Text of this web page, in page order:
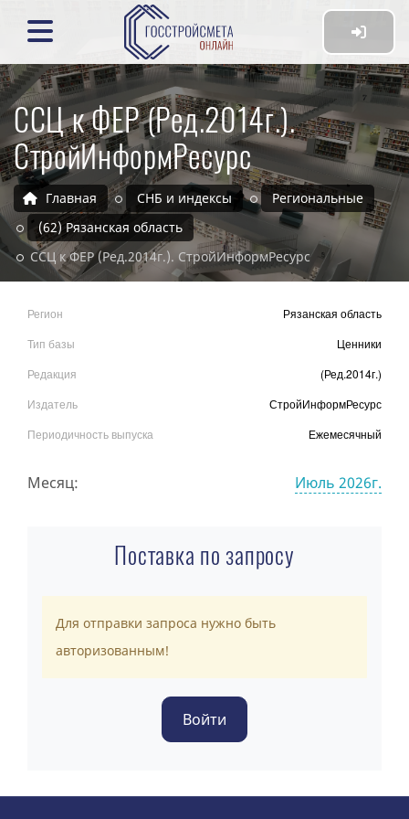
ССЦ к ФЕР (Ред.2014г.).
СтройИнформРесурс
Главная СНБ и индексы
Региональные
(62) Рязанская область
ССЦ к ФЕР (Ред.2014г.). СтройИнформРесурс
Регион
Рязанская область
Тип базы
Ценники
Редакция
(Ред.2014г.)
Издатель
СтройИнформРесурс
Периодичность выпуска
Ежемесячный
Месяц: Июль 2026г.
Поставка по запросу
Для отправки запроса нужно быть
авторизованным!